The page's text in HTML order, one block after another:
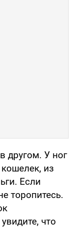
другом. У ног
из
Если
торопитесь.
что